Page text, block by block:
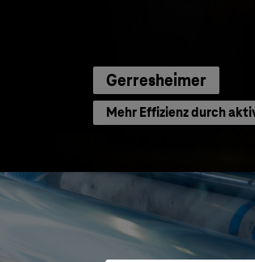
Gerresheimer
Mehr Effizienz durch